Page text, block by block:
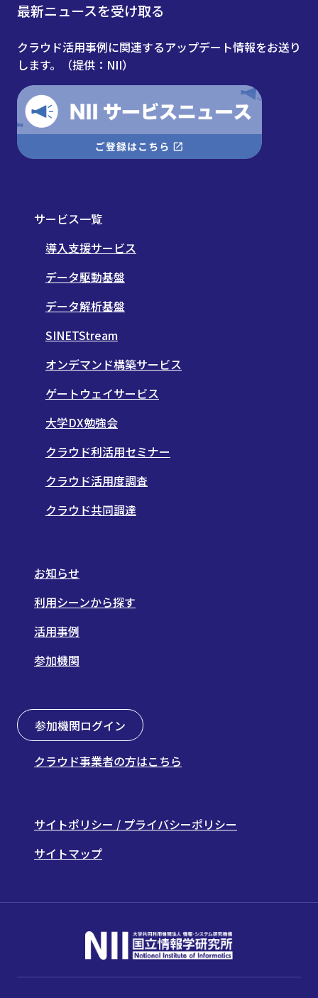
最新ニュースを受け取る
クラウド活用事例に関連するアップデート情報をお送り
します。（提供：NII）
サービス一覧
導入支援サービス
データ駆動基盤
データ解析基盤
SINETStream
オンデマンド構築サービス
ゲートウェイサービス
大学DX勉強会
クラウド利活用セミナー
クラウド活用度調査
クラウド共同調達
お知らせ
利用シーンから探す
活用事例
参加機関
参加機関ログイン
クラウド事業者の方はこちら
サイトポリシー / プライバシーポリシー
サイトマップ